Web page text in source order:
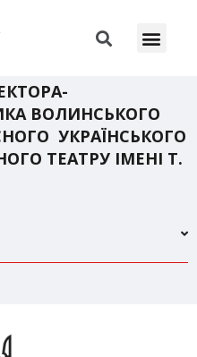
ВОЛИНСЬКОГО
УКРАЇНСЬКОГО
ТЕАТРУ ІМЕНІ Т.